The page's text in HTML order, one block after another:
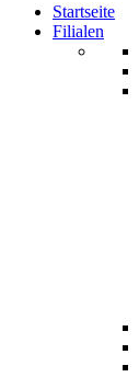
Startseite
Filialen